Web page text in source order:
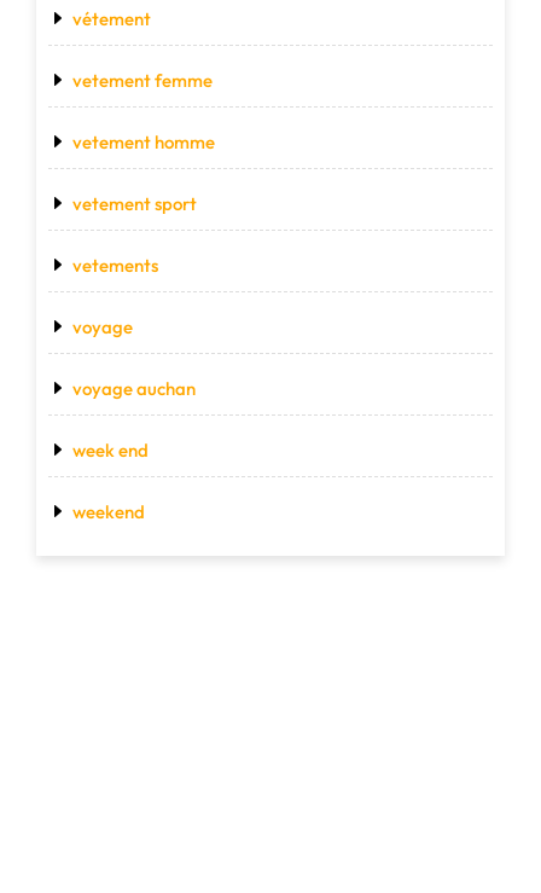
vétement
vetement femme
vetement homme
vetement sport
vetements
voyage
voyage auchan
week end
weekend